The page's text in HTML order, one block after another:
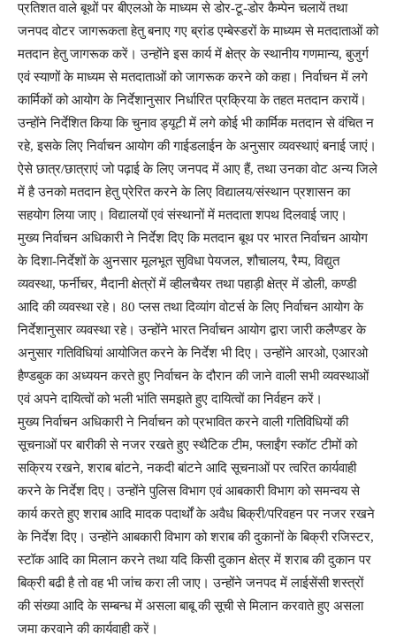
प्रतिशत वाले बूथों पर बीएलओ के माध्यम से डोर-टू-डोर कैम्पेन चलायें तथा
जनपद वोटर जागरूकता हेतु बनाए गए ब्रांड एम्बेस्डरों के माध्यम से मतदाताओं को
मतदान हेतु जागरूक करें। उन्होंने इस कार्य में क्षेत्र के स्थानीय गणमान्य, बुजुर्ग
एवं स्याणों के माध्यम से मतदाताओं को जागरूक करने को कहा। निर्वाचन में लगे
कार्मिकों को आयोग के निर्देशानुसार निर्धारित प्रक्रिया के तहत मतदान करायें।
उन्होंने निर्देशित किया कि चुनाव ड्यूटी में लगे कोई भी कार्मिक मतदान से वंचित न
रहे, इसके लिए निर्वाचन आयोग की गाईडलाईन के अनुसार व्यवस्थाएं बनाई जाएं।
ऐसे छात्र/छात्राएं जो पढ़ाई के लिए जनपद में आए हैं, तथा उनका वोट अन्य जिले
में है उनको मतदान हेतु प्रेरित करने के लिए विद्यालय/संस्थान प्रशासन का
सहयोग लिया जाए। विद्यालयों एवं संस्थानों में मतदाता शपथ दिलवाई जाए।
मुख्य निर्वाचन अधिकारी ने निर्देश दिए कि मतदान बूथ पर भारत निर्वाचन आयोग
के दिशा-निर्देशों के अुनसार मूलभूत सुविधा पेयजल, शौचालय, रैम्प, विद्युत
व्यवस्था, फर्नीचर, मैदानी क्षेत्रों में व्हीलचैयर तथा पहाड़ी क्षेत्र में डोली, कण्डी
आदि की व्यवस्था रहे। 80 प्लस तथा दिव्यांग वोटर्स के लिए निर्वाचन आयोग के
निर्देशानुसार व्यवस्था रहे। उन्होंने भारत निर्वाचन आयोग द्वारा जारी कलैण्डर के
अनुसार गतिविधियां आयोजित करने के निर्देश भी दिए। उन्होंने आरओ, एआरओ
हैण्डबुक का अध्ययन करते हुए निर्वाचन के दौरान की जाने वाली सभी व्यवस्थाओं
एवं अपने दायित्वों को भली भांति समझते हुए दायित्वों का निर्वहन करें।
मुख्य निर्वाचन अधिकारी ने निर्वाचन को प्रभावित करने वाली गतिविधियों की
सूचनाओं पर बारीकी से नजर रखते हुए स्थैटिक टीम, फ्लाईंग स्कॉट टीमों को
सक्रिय रखने, शराब बांटने, नकदी बांटने आदि सूचनाओं पर त्वरित कार्यवाही
करने के निर्देश दिए। उन्होंने पुलिस विभाग एवं आबकारी विभाग को समन्वय से
कार्य करते हुए शराब आदि मादक पदार्थों के अवैध बिक्री/परिवहन पर नजर रखने
के निर्देश दिए। उन्होंने आबकारी विभाग को शराब की दुकानों के बिक्री रजिस्टर,
स्टॉक आदि का मिलान करने तथा यदि किसी दुकान क्षेत्र में शराब की दुकान पर
बिक्री बढी है तो वह भी जांच करा ली जाए। उन्होंने जनपद में लाईसेंसी शस्त्रों
की संख्या आदि के सम्बन्ध में असला बाबू की सूची से मिलान करवाते हुए असला
जमा करवाने की कार्यवाही करें।